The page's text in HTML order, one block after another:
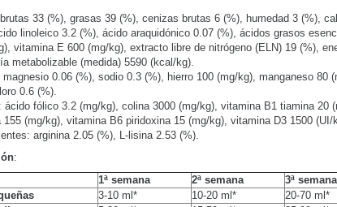
33 (%), grasas 39 (%), cenizas brutas 6 (%), humedad 3 (%),
linoleico 3.2 (%), ácido araquidónico 0.07 (%), ácidos grasos
vitamina E 600 (mg/kg), extracto libre de nitrógeno (ELN) 19 (%),
metabolizable (medida) 5590 (kcal/kg).
magnesio 0.06 (%), sodio 0.3 (%), hierro 100 (mg/kg), manganeso
0.6 (%).
ácido fólico 3.2 (mg/kg), colina 3000 (mg/kg), vitamina B1 tiamina
155 (mg/kg), vitamina B6 piridoxina 15 (mg/kg), vitamina D3 1500
arginina 2.05 (%), L-lisina 2.53 (%).
:
1ª semana
2ª semana 3ª semana
3-10 ml* 10-20 ml* 20-70 ml*